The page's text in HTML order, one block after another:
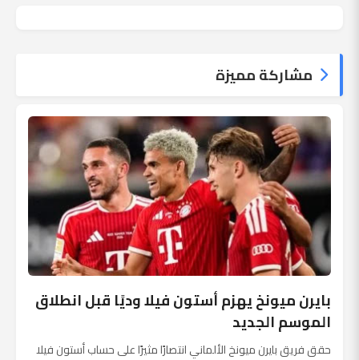
مشاركة مميزة
بايرن ميونخ يهزم أستون فيلا وديًا قبل انطلاق
الموسم الجديد
حقق فريق بايرن ميونخ الألماني انتصارًا مثيرًا على حساب أستون فيلا